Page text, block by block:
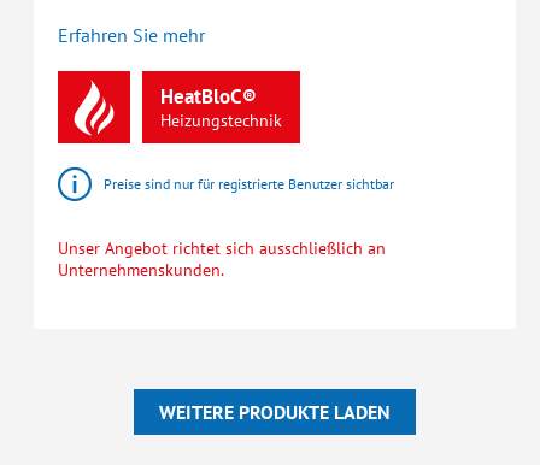
Erfahren Sie mehr
HeatBloC®
Heizungstechnik
Preise sind nur für registrierte Benutzer sichtbar
Unser Angebot richtet sich ausschließlich an
Unternehmenskunden.
WEITERE PRODUKTE LADEN